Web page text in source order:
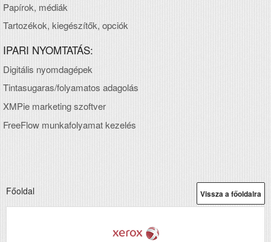
Papírok, médiák
Tartozékok, kiegészítők, opciók
IPARI NYOMTATÁS:
Digitális nyomdagépek
Tintasugaras/folyamatos adagolás
XMPie marketing szoftver
FreeFlow munkafolyamat kezelés
Vissza a főoldalra
Főoldal